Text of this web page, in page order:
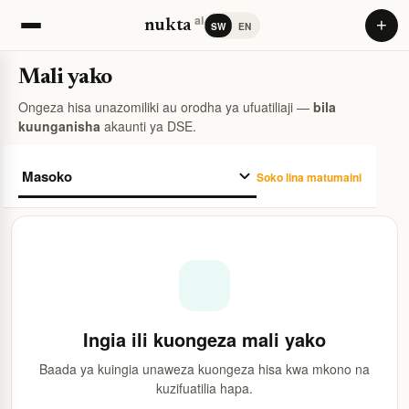
nuktaai SW EN +
Mali yako
Ongeza hisa unazomiliki au orodha ya ufuatiliaji — bila
kuunganisha akaunti ya DSE.
Soko lina matumaini
Ingia ili kuongeza mali yako
Baada ya kuingia unaweza kuongeza hisa kwa mkono na
kuzifuatilia hapa.